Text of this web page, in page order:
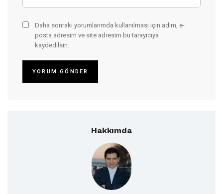
Daha sonraki yorumlarımda kullanılması için adım, e-
posta adresim ve site adresim bu tarayıcıya
kaydedilsin.
Hakkımda